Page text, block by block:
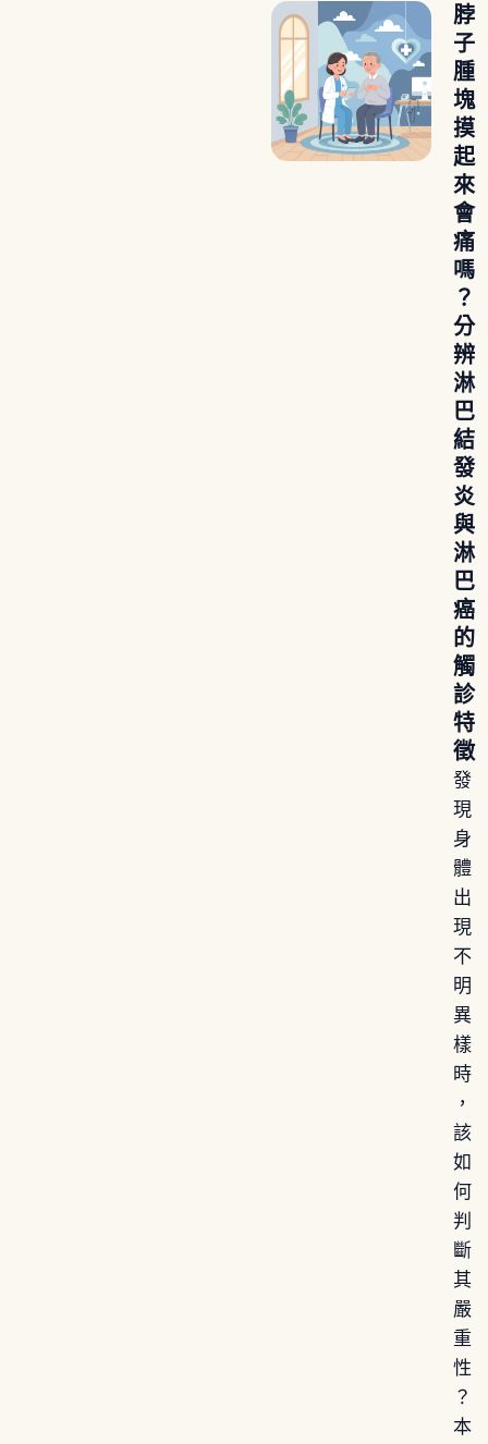
脖
子
腫
塊
摸
起
來
會
痛
嗎
？
分
辨
淋
巴
結
發
炎
與
淋
巴
癌
的
觸
診
特
徵
發
現
身
體
出
現
不
明
異
樣
時
，
該
如
何
判
斷
其
嚴
重
性
？
本